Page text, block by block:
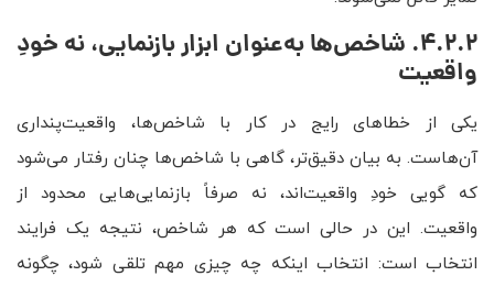
4.2.2. شاخص‌ها به‌عنوان ابزار بازنمایی، نه خودِ
واقعیت
یکی از خطاهای رایج در کار با شاخص‌ها، واقعیت‌پنداری
آن‌هاست. به بیان دقیق‌تر، گاهی با شاخص‌ها چنان رفتار می‌شود
که گویی خودِ واقعیت‌اند، نه صرفاً بازنمایی‌هایی محدود از
واقعیت. این در حالی است که هر شاخص، نتیجه یک فرایند
انتخاب است: انتخاب اینکه چه چیزی مهم تلقی شود، چگونه